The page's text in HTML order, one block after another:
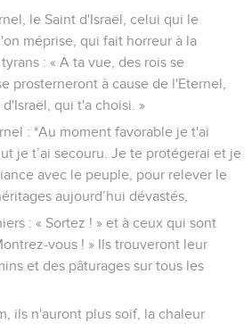
le Saint d'Israël, celui qui le
méprise, qui fait horreur à la
: « A ta vue, des rois se
prosterneront à cause de l'Eternel,
qui t'a choisi. »
: *Au moment favorable je t'ai
je t’ai secouru. Je te protégerai et je
avec le peuple, pour relever le
aujourd’hui dévastés,
: « Sortez ! » et à ceux qui sont
vous ! » Ils trouveront leur
et des pâturages sur tous les
ils n'auront plus soif, la chaleur